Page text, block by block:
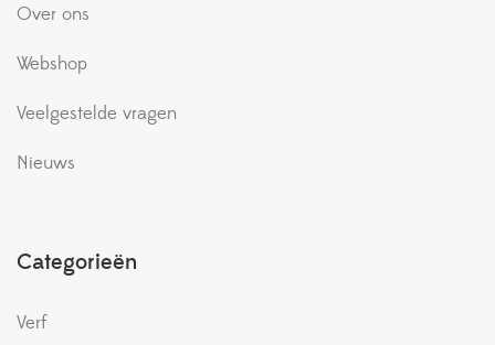
Over ons
Webshop
Veelgestelde vragen
Nieuws
Categorieën
Verf